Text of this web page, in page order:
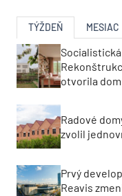
otvorila
zvolil
Reavis
investorov